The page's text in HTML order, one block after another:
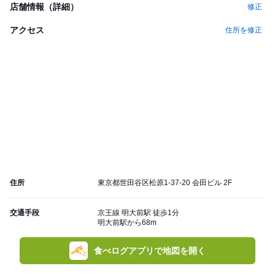
店舗情報（詳細） 修正
アクセス 住所を修正
住所 東京都世田谷区松原1-37-20 会田ビル 2F
交通手段
京王線 明大前駅 徒歩1分
明大前駅から68m
食べログアプリで地図を開く